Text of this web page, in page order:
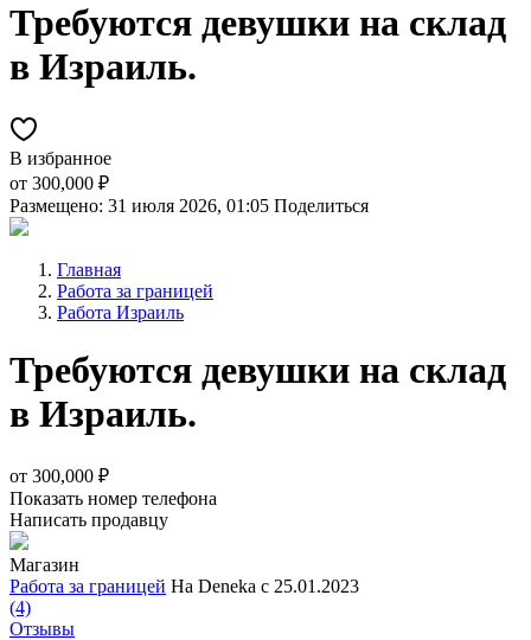
Требуются девушки на склад
в Израиль.
В избранное
от 300,000 ₽
Размещено: 31 июля 2026, 01:05 Поделиться
Главная
Работа за границей
Работа Израиль
Требуются девушки на склад
в Израиль.
от 300,000 ₽
Показать номер телефона
Написать продавцу
Магазин
Работа за границей На Deneka с 25.01.2023
(4)
Отзывы